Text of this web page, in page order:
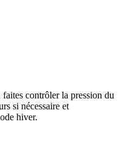
contrôler la pression du
si nécessaire et
hiver.